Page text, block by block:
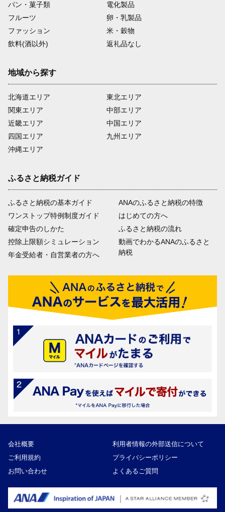
パン・菓子類
電化製品
フルーツ
卵・乳製品
ファッション
米・穀物
飲料(酒以外)
返礼品なし
地域から探す
北海道エリア
関東エリア
近畿エリア
四国エリア
沖縄エリア
東北エリア
中部エリア
中国エリア
九州エリア
ふるさと納税ガイド
ふるさと納税の基本ガイド
ワンストップ特例制度ガイド
確定申告のしかた
控除上限額シミュレーション
年金受給者・自営業者の方へ
ANAのふるさと納税の特徴
はじめての方へ
ふるさと納税の流れ
動画でわかるANAのふるさと
納税
会社概要
利用者情報の外部送信について
ご利用規約
プライバシーポリシー
お問い合わせ
よくあるご質問